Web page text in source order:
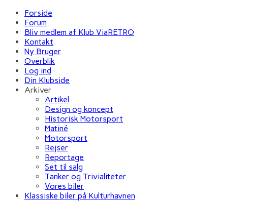
Forside
Forum
Bliv medlem af Klub ViaRETRO
Kontakt
Ny Bruger
Overblik
Log ind
Din Klubside
Arkiver
Artikel
Design og koncept
Historisk Motorsport
Matiné
Motorsport
Rejser
Reportage
Set til salg
Tanker og Trivialiteter
Vores biler
Klassiske biler på Kulturhavnen